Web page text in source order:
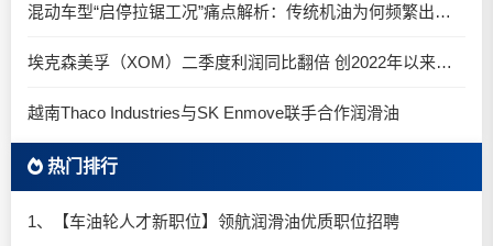
混动车型“启停拉锯工况”痛点解析：传统机油为何频繁出现油泥堆积？
埃克森美孚（XOM）二季度利润同比翻倍 创2022年以来新高
越南Thaco Industries与SK Enmove联手合作润滑油
热门排行
1、【车油轮人才新职位】领航润滑油优质职位招聘